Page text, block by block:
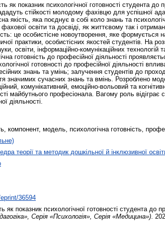
як показник психологічної готовності студента
стійкості молодому фахівцю для успішної
якість, яка поєднує в собі коло знань та
освіти та досвіді, як життєвому так і
це особистісне новоутворення, яке формується
практики, особистісних якостей студентів. На
освіти, інформаційно-комунікаційних
готовність до професійної діяльності
готовності до професійної діяльності
знань та умінь; залучення студентів до
значимих сучасних знань та вмінь. Розроблено
комунікативний, емоційно-вольовий та
майбутнього професіонала. Вагому роль
діяльності.
компонент, модель, психологічна готовність,
теорії та методик дошкільної й інклюзивної
36594
як показник психологічної готовності студента до
Серія «Психологія», Серія «Медицина») .